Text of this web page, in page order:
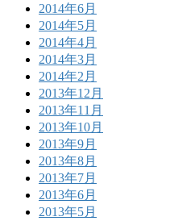
2014年6月
2014年5月
2014年4月
2014年3月
2014年2月
2013年12月
2013年11月
2013年10月
2013年9月
2013年8月
2013年7月
2013年6月
2013年5月